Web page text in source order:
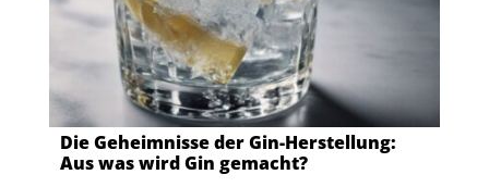
Die Geheimnisse der Gin-Herstellung:
Aus was wird Gin gemacht?